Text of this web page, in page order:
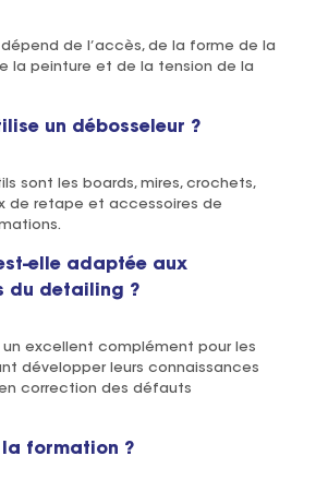
dépend de l’accès, de la forme de la
la peinture et de la tension de la
un débosseleur ?
sont les boards, mires, crochets,
de retape et accessoires de
elle adaptée aux
du detailing ?
un excellent complément pour les
développer leurs connaissances
correction des défauts
la formation ?